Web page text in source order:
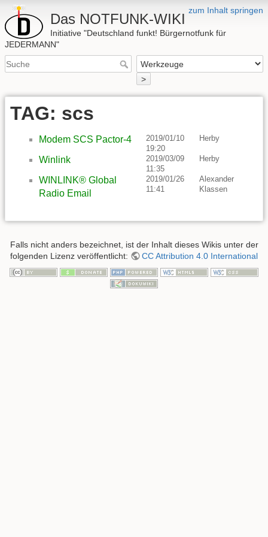
zum Inhalt springen
Das NOTFUNK-WIKI
Initiative "Deutschland funkt! Bürgernotfunk für
JEDERMANN"
>
TAG: scs
Modem SCS Pactor-4
2019/01/10
19:20
Herby
Winlink
2019/03/09
11:35
Herby
WINLINK® Global
Radio Email
2019/01/26
11:41
Alexander
Klassen
Falls nicht anders bezeichnet, ist der Inhalt dieses Wikis unter der
folgenden Lizenz veröffentlicht:
CC Attribution 4.0 International